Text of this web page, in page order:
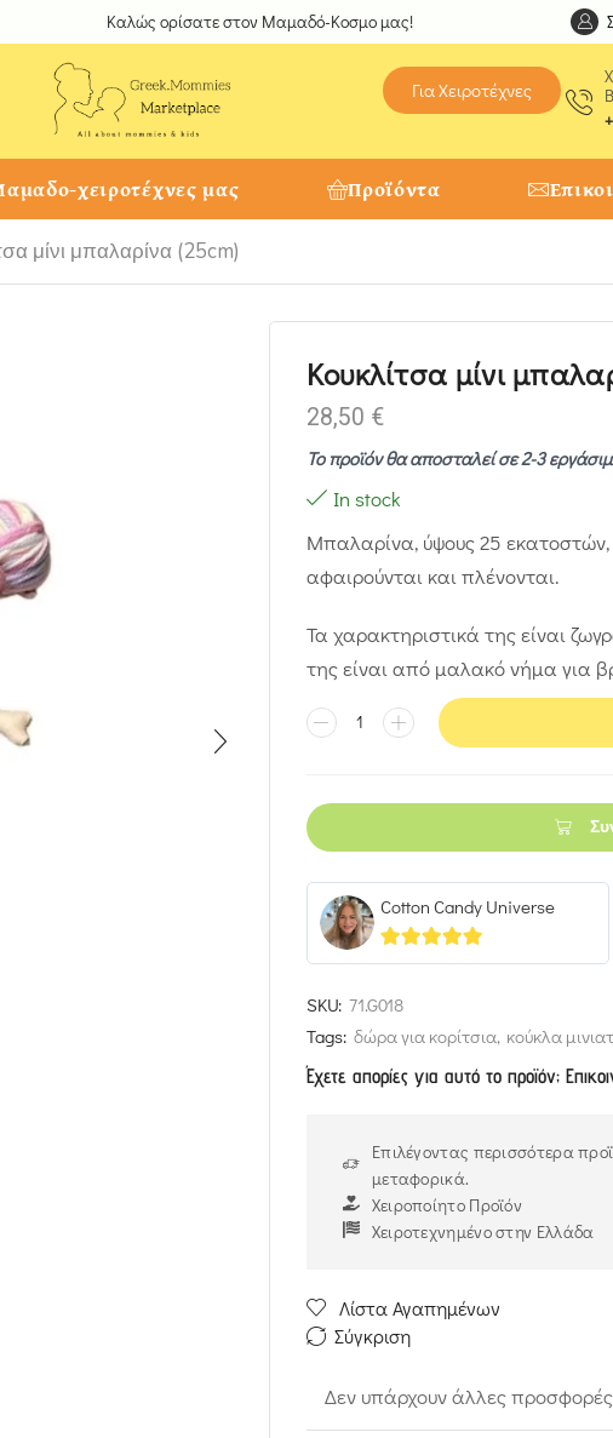
Καλώς ορίσατε στον Μαμαδό-Κοσμο μας!
Για Χειροτέχνες
χειροτέχνες μας Προϊόντα
μίνι μπαλαρίνα (25cm)
Κουκλίτσα μίνι
28,50 €
Το προϊόν θα αποσταλεί σε 2-3
In stock
Μπαλαρίνα, ύψους 25
αφαιρούνται και πλένονται.
Τα χαρακτηριστικά της είναι
της είναι από μαλακό νήμα για
Cotton Candy Universe
5out of 5
SKU: 71.G018
Tags: δώρα για κορίτσια, κούκλα
Έχετε απορίες για αυτό το προϊόν;
Επιλέγοντας περισσότερα
μεταφορικά.
Χειροποίητο Προϊόν
Χειροτεχνημένο στην Ελλάδα
Λίστα Αγαπημένων
Σύγκριση
Δεν υπάρχουν άλλες